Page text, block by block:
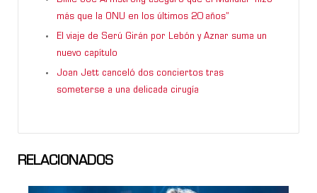
más que la ONU en los últimos 20 años”
El viaje de Serú Girán por Lebón y Aznar suma un
nuevo capítulo
Joan Jett canceló dos conciertos tras
someterse a una delicada cirugía
RELACIONADOS